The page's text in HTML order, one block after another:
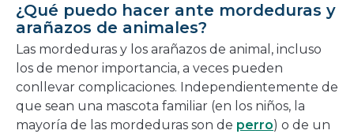
nueva
ventana
¿Qué puedo hacer ante mordeduras y
arañazos de animales?
Las mordeduras y los arañazos de animal, incluso
los de menor importancia, a veces pueden
conllevar complicaciones. Independientemente de
que sean una mascota familiar (en los niños, la
mayoría de las mordeduras son de perro) o de un